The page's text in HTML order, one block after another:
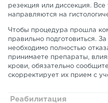
резекция или диссекция.
направляются на
Чтобы процедура прошла
правильно подготовиться.
необходимо полностью
принимаете препараты,
крови, обязательно
скорректирует их прием с
Реабилитация